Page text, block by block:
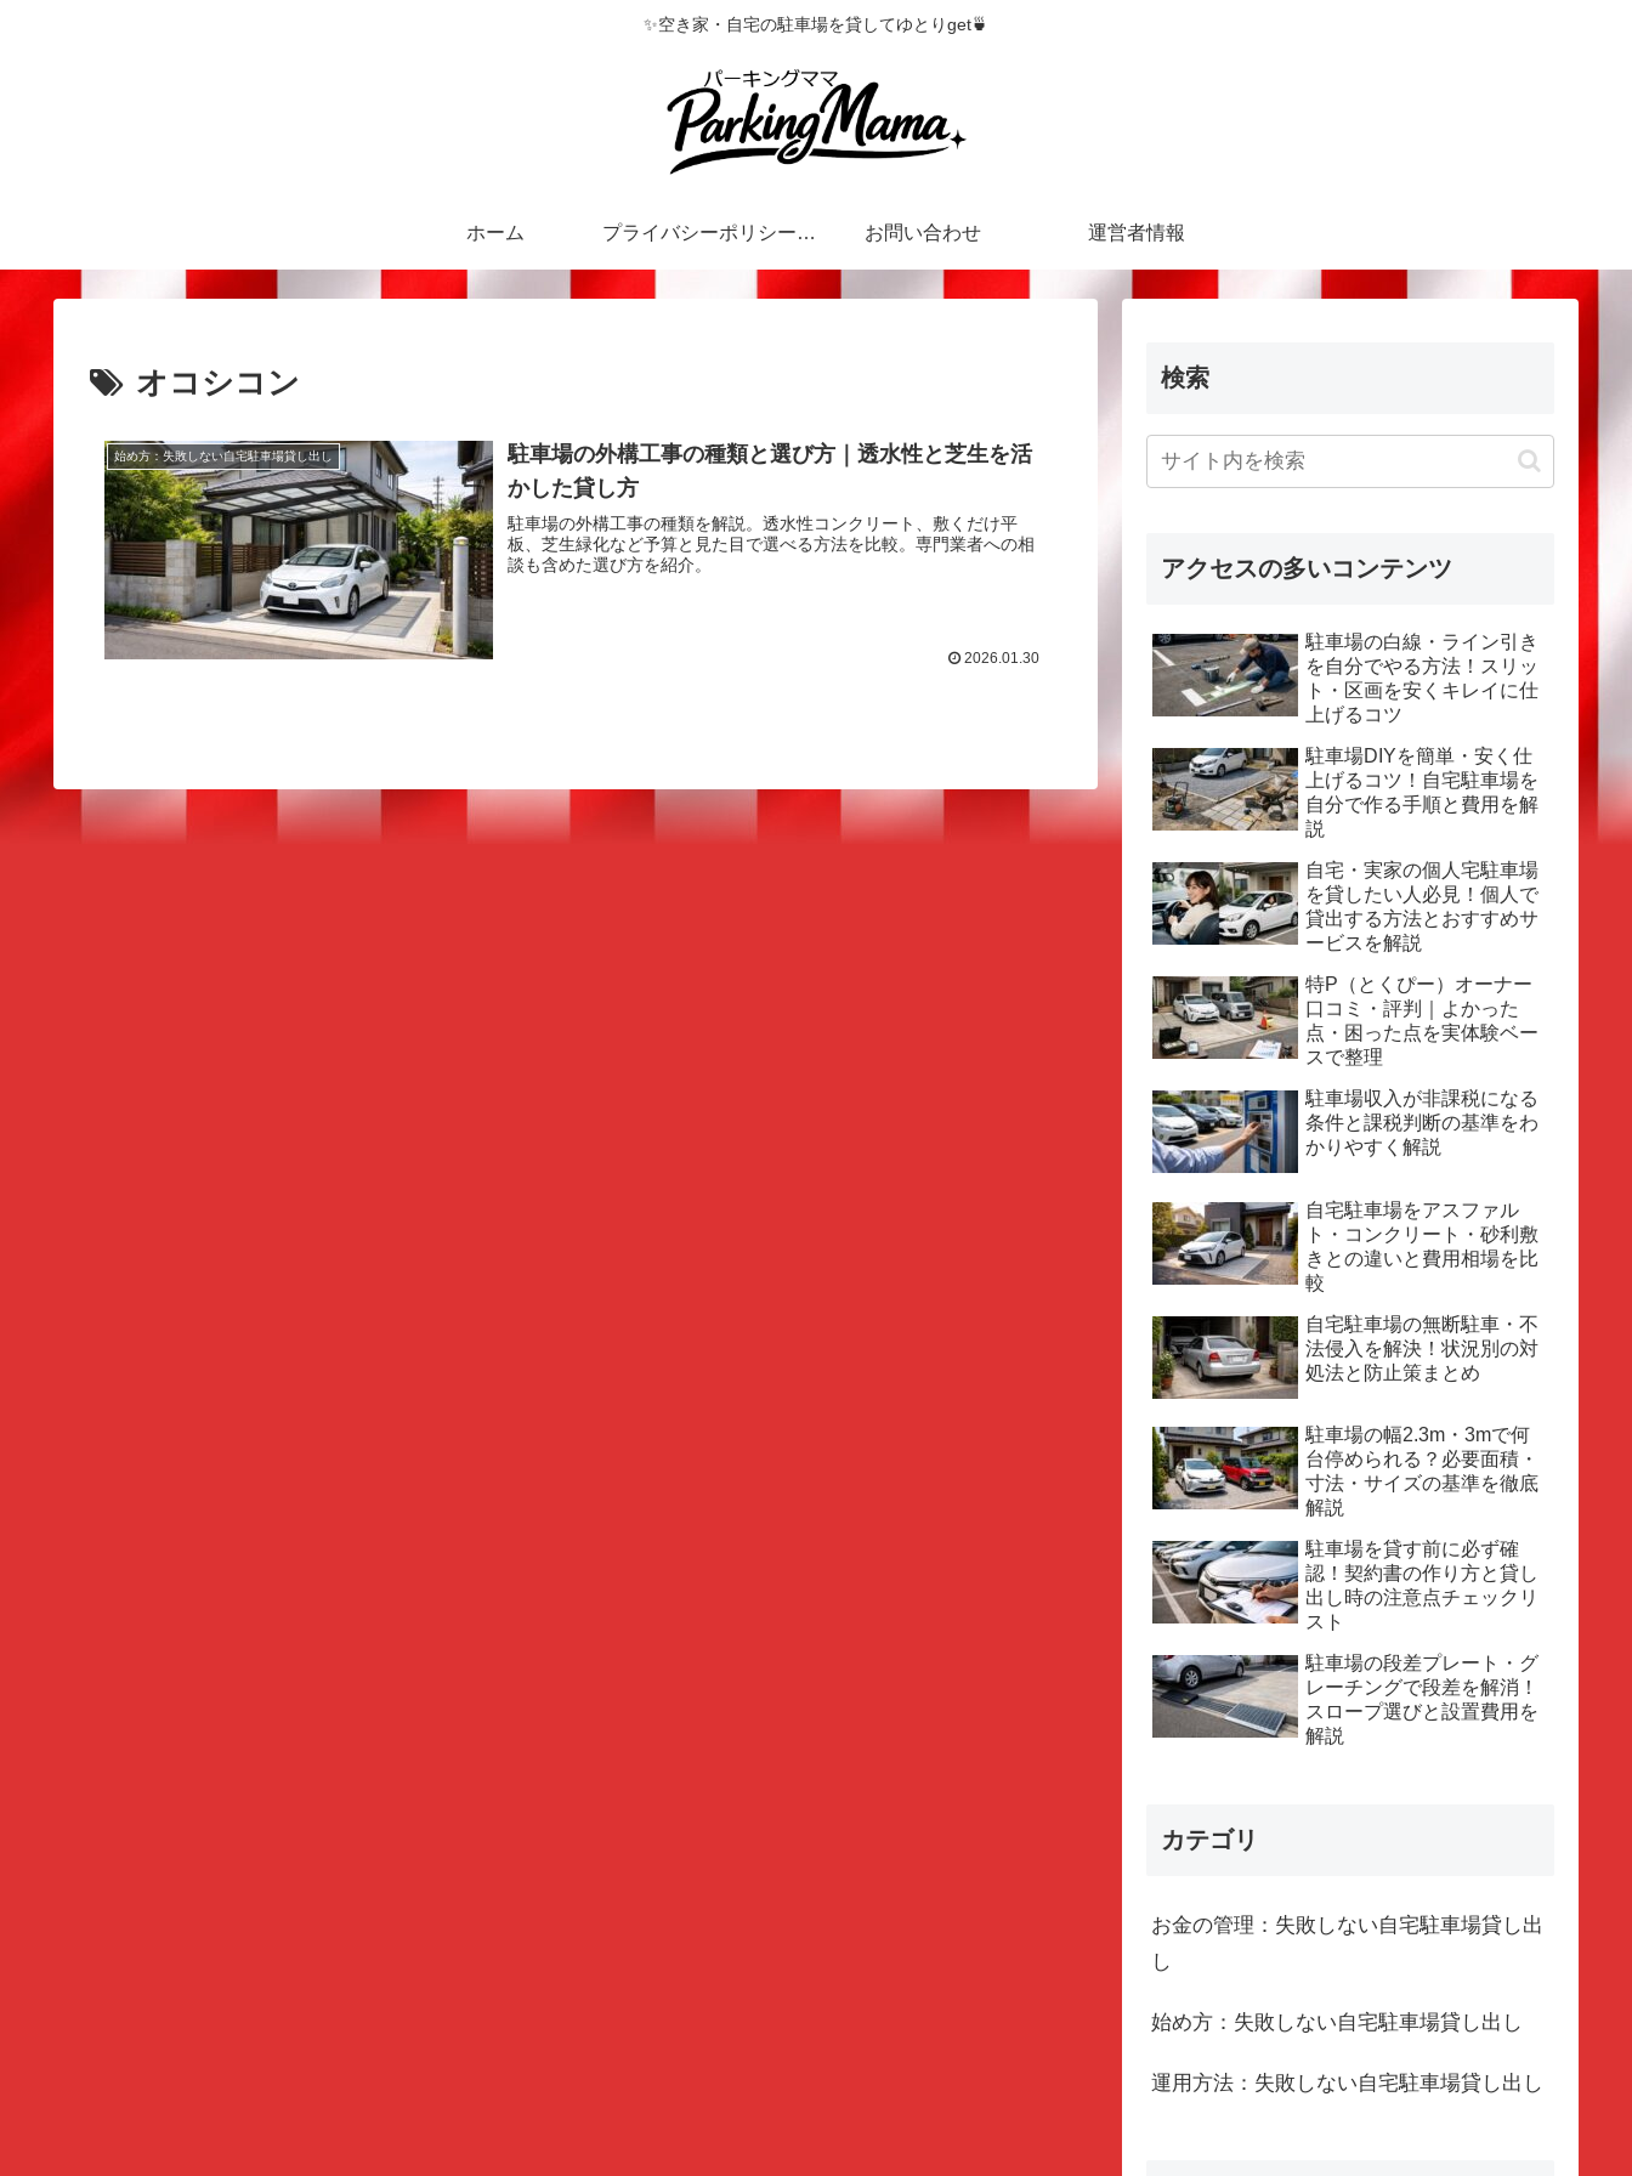
✨空き家・自宅の駐車場を貸してゆとりget🍵
ホーム プライバシーポリシー・特定商取引法に基づく表記 お問い合わせ 運営者情報
オコシコン
始め方：失敗しない自宅駐車場貸し出し
駐車場の外構工事の種類と選び方｜透水性と芝生を活
かした貸し方
駐車場の外構工事の種類を解説。透水性コンクリート、敷くだけ平
板、芝生緑化など予算と見た目で選べる方法を比較。専門業者への相
談も含めた選び方を紹介。
2026.01.30
検索
アクセスの多いコンテンツ
駐車場の白線・ライン引き
を自分でやる方法！スリッ
ト・区画を安くキレイに仕
上げるコツ
駐車場DIYを簡単・安く仕
上げるコツ！自宅駐車場を
自分で作る手順と費用を解
説
自宅・実家の個人宅駐車場
を貸したい人必見！個人で
貸出する方法とおすすめサ
ービスを解説
特P（とくぴー）オーナー
口コミ・評判｜よかった
点・困った点を実体験ベー
スで整理
駐車場収入が非課税になる
条件と課税判断の基準をわ
かりやすく解説
自宅駐車場をアスファル
ト・コンクリート・砂利敷
きとの違いと費用相場を比
較
自宅駐車場の無断駐車・不
法侵入を解決！状況別の対
処法と防止策まとめ
駐車場の幅2.3m・3mで何
台停められる？必要面積・
寸法・サイズの基準を徹底
解説
駐車場を貸す前に必ず確
認！契約書の作り方と貸し
出し時の注意点チェックリ
スト
駐車場の段差プレート・グ
レーチングで段差を解消！
スロープ選びと設置費用を
解説
カテゴリ
お金の管理：失敗しない自宅駐車場貸し出
し
始め方：失敗しない自宅駐車場貸し出し
運用方法：失敗しない自宅駐車場貸し出し